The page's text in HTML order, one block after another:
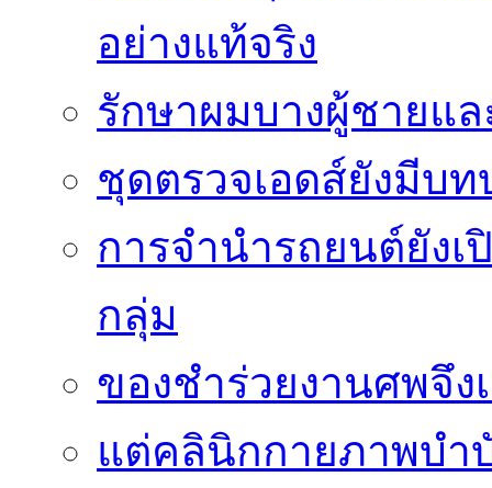
อย่างแท้จริง
รักษาผมบางผู้ชายแ
ชุดตรวจเอดส์ยังมีบ
การจำนำรถยนต์ยัง
กลุ่ม
ของชำร่วยงานศพจึ
แต่คลินิกกายภาพบำ